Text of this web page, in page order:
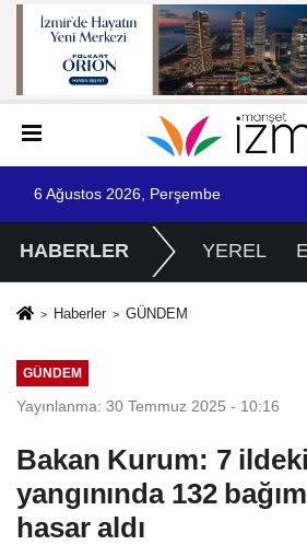
6 Ağustos 2026, Perşembe
HABERLER YEREL
Haberler GÜNDEM
GÜNDEM
Yayınlanma: 30 Temmuz 2025 - 10:16
Bakan Kurum: 7
yangınında 132
hasar aldı